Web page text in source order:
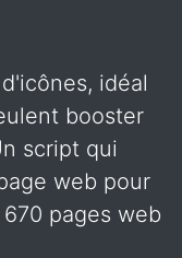
booster
script qui
web pour
pages web